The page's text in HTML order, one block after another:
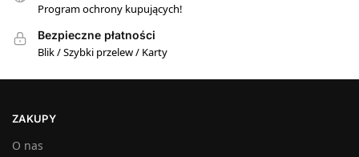
Program ochrony kupujących!
Bezpieczne płatności
Blik / Szybki przelew / Karty
ZAKUPY
O nas